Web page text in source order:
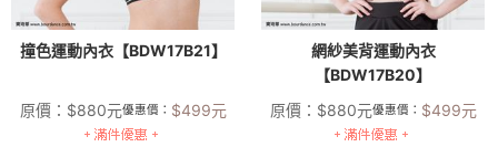
撞色運動內衣【BDW17B21】
原價： $880元優惠價： $499元
網紗美背運動內衣
【BDW17B20】
原價： $880元優惠價： $499元